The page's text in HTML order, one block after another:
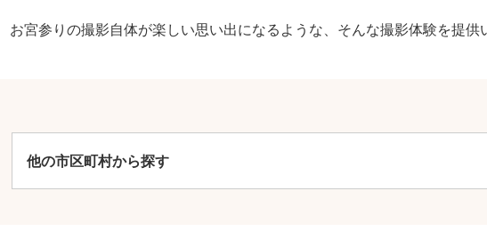
お宮参りの撮影自体が楽しい思い出になるような、そんな撮影体験を提供
他の市区町村から探す